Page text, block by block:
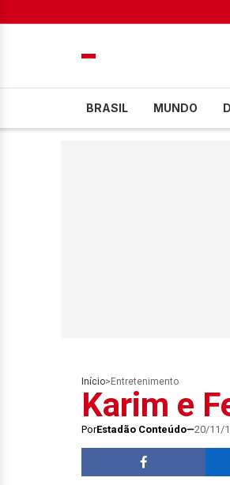
BRASIL MUNDO
Início> Entretenimento
Karim e
PorEstadão Conteúdo 20/11/